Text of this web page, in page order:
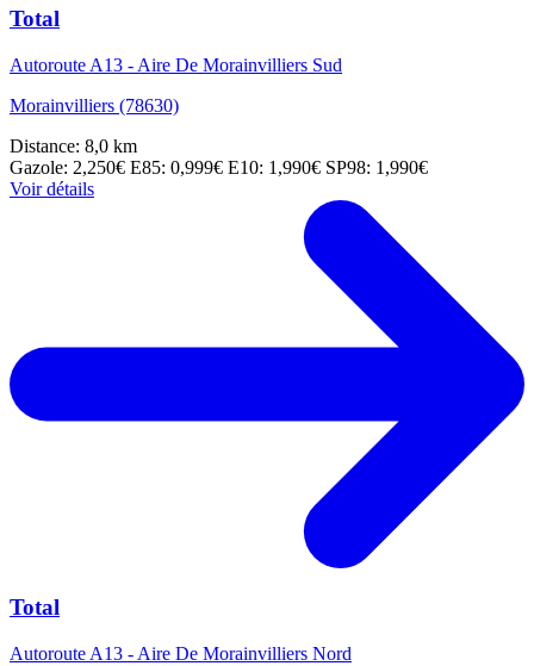
Total
Autoroute A13 - Aire De Morainvilliers Sud
Morainvilliers (78630)
Distance: 8,0 km
Gazole: 2,250€ E85: 0,999€ E10: 1,990€ SP98: 1,990€
Voir détails
Total
Autoroute A13 - Aire De Morainvilliers Nord